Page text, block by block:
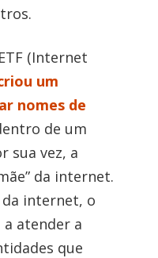
(Internet
um
nomes de
de um
sua vez, a
da internet.
internet, o
a atender a
que